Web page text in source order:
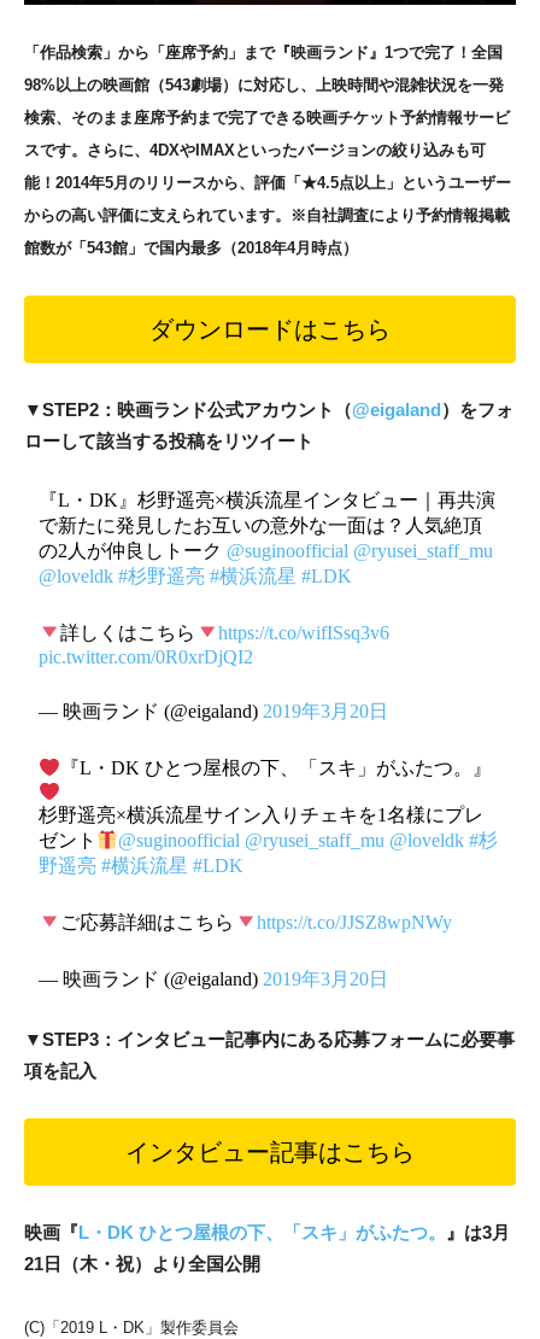
「作品検索」から「座席予約」まで『映画ランド』1つで完了！全国
98%以上の映画館（543劇場）に対応し、上映時間や混雑状況を一発
検索、そのまま座席予約まで完了できる映画チケット予約情報サービ
スです。さらに、4DXやIMAXといったバージョンの絞り込みも可
能！2014年5月のリリースから、評価「★4.5点以上」というユーザー
からの高い評価に支えられています。※自社調査により予約情報掲載
館数が「543館」で国内最多（2018年4月時点）
ダウンロードはこちら
▼STEP2：映画ランド公式アカウント（@eigaland）をフォ
ローして該当する投稿をリツイート
『L・DK』杉野遥亮×横浜流星インタビュー｜再共演
で新たに発見したお互いの意外な一面は？人気絶頂
の2人が仲良しトーク @suginoofficial @ryusei_staff_mu
@loveldk #杉野遥亮 #横浜流星 #LDK
詳しくはこちら
https://t.co/wifISsq3v6
pic.twitter.com/0R0xrDjQI2
— 映画ランド (@eigaland) 2019年3月20日
『L・DK ひとつ屋根の下、「スキ」がふたつ。』
杉野遥亮×横浜流星サイン入りチェキを1名様にプレ
ゼント
@suginoofficial @ryusei_staff_mu @loveldk #杉
野遥亮 #横浜流星 #LDK
ご応募詳細はこちら https://t.co/JJSZ8wpNWy
— 映画ランド (@eigaland)2019年3月20日
▼STEP3：インタビュー記事内にある応募フォームに必要事
項を記入
インタビュー記事はこちら
映画『 L・DK ひとつ屋根の下、「スキ」がふたつ。 』 は3月
21 日（木・祝）より全国公開
(C)「2019 L・DK」製作委員会